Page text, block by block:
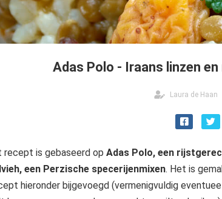
Adas Polo - Iraans linzen
Laura de Haan
recept is gebaseerd op Adas Polo, een
een Perzische specerijenmixen. Het is
hieronder bijgevoegd (vermenigvuldig